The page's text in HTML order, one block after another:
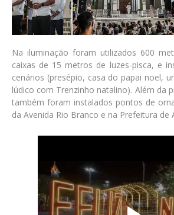
Na iluminação foram utilizados 600
caixas de 15 metros de luzes-pisca, e
cenários (presépio, casa do papai noel,
lúdico com Trenzinho natalino). Além da
também foram instalados pontos de
da Avenida Rio Branco e na Prefeitura de